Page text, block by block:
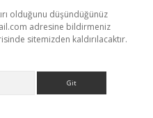
olduğunu düşündüğünüz
adresine bildirmeniz
sitemizden kaldırılacaktır.